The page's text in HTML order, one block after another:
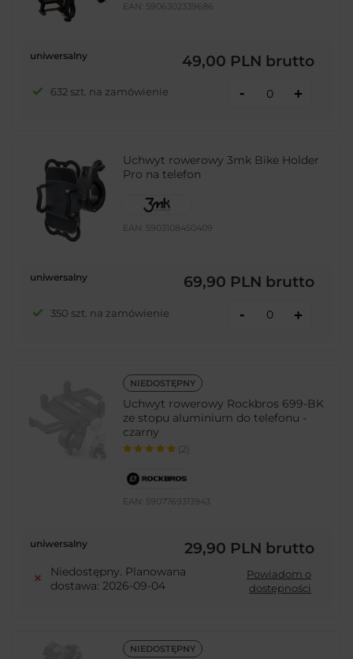
EAN: 5906302339686
uniwersalny 49,00 PLN brutto
632 szt. na zamówienie - +
Uchwyt rowerowy 3mk Bike Holder
Pro na telefon
EAN: 5903108450409
uniwersalny 69,90 PLN brutto
350 szt. na zamówienie - +
NIEDOSTĘPNY
Uchwyt rowerowy Rockbros 699-BK
ze stopu aluminium do telefonu -
czarny
(2)
EAN: 5907769313943
uniwersalny 29,90 PLN brutto
Niedostępny. Planowana
dostawa: 2026-09-04
Powiadom o
dostępności
NIEDOSTĘPNY